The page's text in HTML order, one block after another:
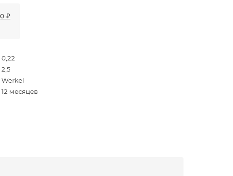
0 ₽
0,22
2,5
Werkel
12 месяцев